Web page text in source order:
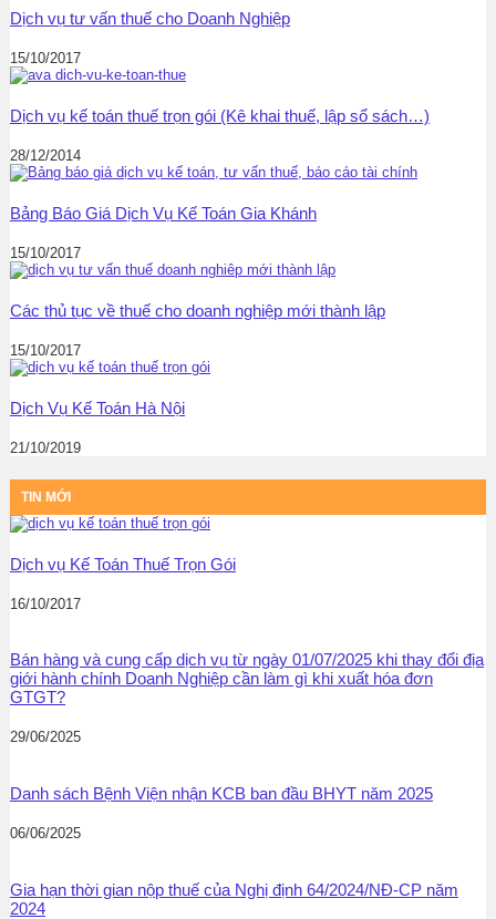
Dịch vụ tư vấn thuế cho Doanh Nghiệp
15/10/2017
Dịch vụ kế toán thuế trọn gói (Kê khai thuế, lập sổ sách…)
28/12/2014
Bảng Báo Giá Dịch Vụ Kế Toán Gia Khánh
15/10/2017
Các thủ tục về thuế cho doanh nghiệp mới thành lập
15/10/2017
Dịch Vụ Kế Toán Hà Nội
21/10/2019
TIN MỚI
Dịch vụ Kế Toán Thuế Trọn Gói
16/10/2017
Bán hàng và cung cấp dịch vụ từ ngày 01/07/2025 khi thay đổi địa
giới hành chính Doanh Nghiệp cần làm gì khi xuất hóa đơn
GTGT?
29/06/2025
Danh sách Bệnh Viện nhận KCB ban đầu BHYT năm 2025
06/06/2025
Gia hạn thời gian nộp thuế của Nghị định 64/2024/NĐ-CP năm
2024